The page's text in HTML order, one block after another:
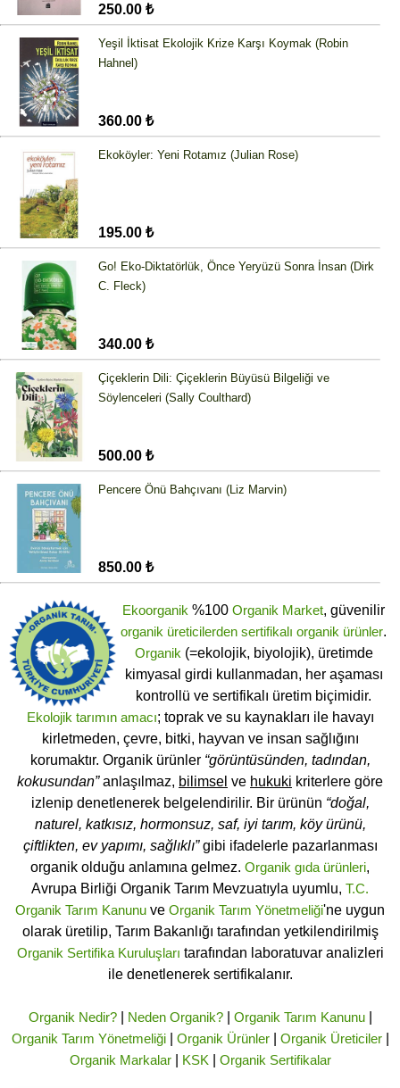
250.00 ₺
Yeşil İktisat Ekolojik Krize Karşı Koymak (Robin
Hahnel)
360.00 ₺
Ekoköyler: Yeni Rotamız (Julian Rose)
195.00 ₺
Go! Eko-Diktatörlük, Önce Yeryüzü Sonra İnsan (Dirk
C. Fleck)
340.00 ₺
Çiçeklerin Dili: Çiçeklerin Büyüsü Bilgeliği ve
Söylenceleri (Sally Coulthard)
500.00 ₺
Pencere Önü Bahçıvanı (Liz Marvin)
850.00 ₺
Ekoorganik %100 Organik Market, güvenilir
organik üreticilerden sertifikalı organik ürünler.
Organik (=ekolojik, biyolojik), üretimde
kimyasal girdi kullanmadan, her aşaması
kontrollü ve sertifikalı üretim biçimidir.
Ekolojik tarımın amacı; toprak ve su kaynakları ile havayı
kirletmeden, çevre, bitki, hayvan ve insan sağlığını
korumaktır. Organik ürünler “görüntüsünden, tadından,
kokusundan”anlaşılmaz, bilimsel ve hukuki kriterlere göre
izlenip denetlenerek belgelendirilir. Bir ürünün “doğal,
naturel, katkısız, hormonsuz, saf, iyi tarım, köy ürünü,
çiftlikten, ev yapımı, sağlıklı”gibi ifadelerle pazarlanması
organik olduğu anlamına gelmez. Organik gıda ürünleri,
Avrupa Birliği Organik Tarım Mevzuatıyla uyumlu, T.C.
Organik Tarım Kanunu ve Organik Tarım Yönetmeliği'ne uygun
olarak üretilip, Tarım Bakanlığı tarafından yetkilendirilmiş
Organik Sertifika Kuruluşları tarafından laboratuvar analizleri
ile denetlenerek sertifikalanır.
Organik Nedir?| Neden Organik?| Organik Tarım Kanunu|
Organik Tarım Yönetmeliği| Organik Ürünler| Organik Üreticiler|
Organik Markalar| KSK Organik Sertifikalar